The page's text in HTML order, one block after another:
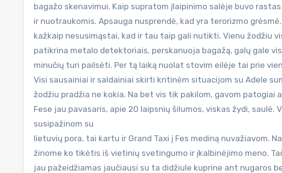
bagažo skenavimui. Kaip supratom įlaipinimo salėje buvo
ir nuotraukomis. Apsauga nusprendė, kad yra terorizmo
kažkaip nesusimąstai, kad ir tau taip gali nutikti. Vienu žodžiu
patikrina metalo detektoriais, perskanuoja bagažą, galų gale
minučių turi pailsėti. Per tą laiką nuolat stovim eilėje tai prie
Visi sausainiai ir saldainiai skirti kritinėm situacijom su Adele
žodžiu pradžia ne kokia. Na bet vis tik pakilom, gavom patogiai
Fese jau pavasaris, apie 20 laipsnių šilumos, viskas žydi,
susipažinom su
lietuvių pora, tai kartu ir Grand Taxi į Fes mediną nuvažiavom.
žinome ko tikėtis iš vietinių svetingumo ir įkalbinėjimo meno.
jau pažeidžiamas jaučiausi su ta didžiule kuprine ant nugaros